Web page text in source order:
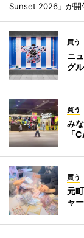
Sunset 2026」が開
買う
ニ
グ
買う
み
「
買う
元
ャ